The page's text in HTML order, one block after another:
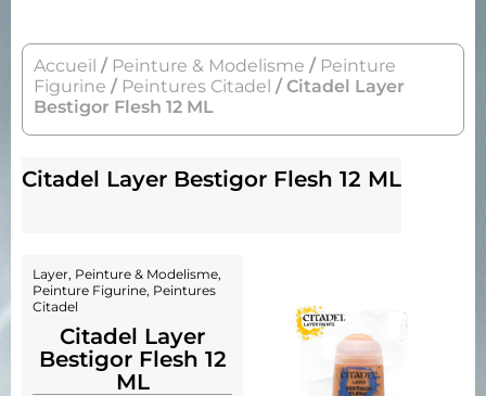
Accueil / Peinture & Modelisme / Peinture
Figurine / Peintures Citadel / Citadel Layer
Bestigor Flesh 12 ML
Citadel Layer Bestigor Flesh 12 ML
Layer, Peinture & Modelisme,
Peinture Figurine, Peintures
Citadel
Citadel Layer
Bestigor Flesh 12
ML